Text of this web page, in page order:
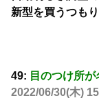
新型を買うつも
49: 目のつけ所
2022/06/30(木)